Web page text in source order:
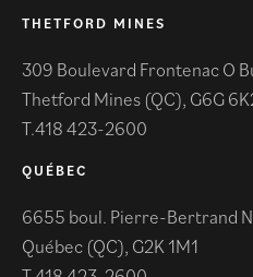
THETFORD MINES
309 Boulevard Frontenac O
Thetford Mines (QC), G6G
418 423-2600
QUÉBEC
6655 boul. Pierre-Bertrand
Québec (QC), G2K 1M1